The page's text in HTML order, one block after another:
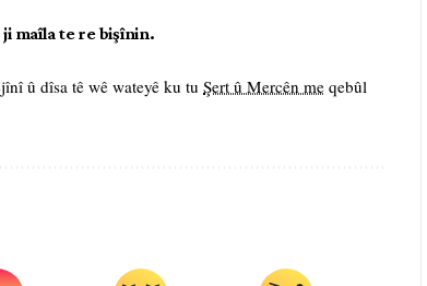
maîla te re bişînin.
û dîsa tê wê wateyê ku tu Şert û Mercên me qebûl